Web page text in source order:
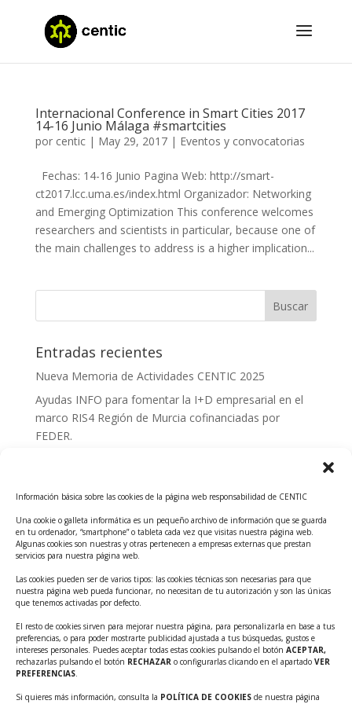
Información básica sobre las cookies de la página web responsabilidad de CENTIC
Una cookie o galleta informática es un pequeño archivo de información que se guarda
en tu ordenador, “smartphone” o tableta cada vez que visitas nuestra página web.
Algunas cookies son nuestras y otras pertenecen a empresas externas que prestan
servicios para nuestra página web.
Las cookies pueden ser de varios tipos: las cookies técnicas son necesarias para que
nuestra página web pueda funcionar, no necesitan de tu autorización y son las únicas
que tenemos activadas por defecto.
El resto de cookies sirven para mejorar nuestra página, para personalizarla en base a tus
preferencias, o para poder mostrarte publicidad ajustada a tus búsquedas, gustos e
intereses personales. Puedes aceptar todas estas cookies pulsando el botón ACEPTAR,
rechazarlas pulsando el botón RECHAZAR o configurarlas clicando en el apartado VER
PREFERENCIAS.
Si quieres más información, consulta la POLÍTICA DE COOKIES de nuestra página
Internacional Conference in Smart Cities 2017
14-16 Junio Málaga #smartcities
por centic| May 29, 2017| Eventos y convocatorias
Fechas: 14-16 Junio Pagina Web: http://smart-
ct2017.lcc.uma.es/index.html Organizador: Networking
and Emerging Optimization This conference welcomes
researchers and scientists in particular, because one of
the main challenges to address is a higher implication...
Entradas recientes
Nueva Memoria de Actividades CENTIC 2025
Ayudas INFO para fomentar la I+D empresarial en el
marco RIS4 Región de Murcia cofinanciadas por
FEDER.
Tecnológicos 2ª ed.
Ayudas INFO para el apoyo a las empresas
innovadoras con potencial tecnológico y escalables
Convocatoria Cheque de Innovación. Ayudas INFO
para la contratación de servicios de Innovación y
Competitividad
Cheque Inversión del INFO. Ayudas para la
contratación de servicios de Innovación y
Competitividad para apoyar rondas de financiación.